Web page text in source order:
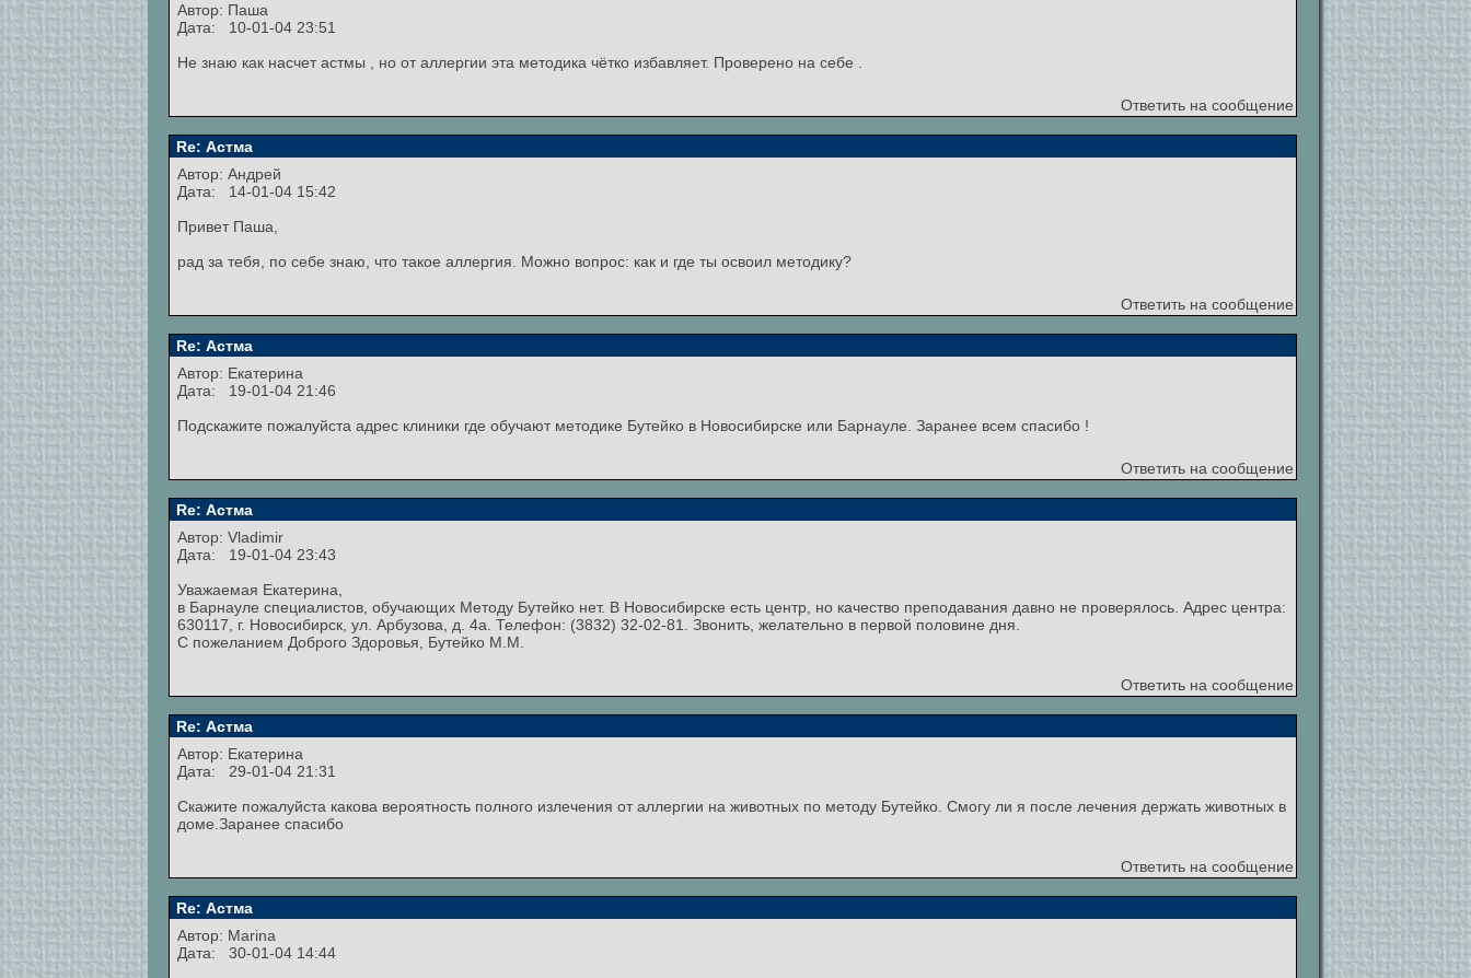
Автор: Паша
Дата: 10-01-04 23:51
Не знаю как насчет астмы , но от аллергии эта методика чётко избавляет. Проверено на себе .
Ответить на сообщение
Re: Астма
Автор: Андрей
Дата: 14-01-04 15:42
Привет Паша,
рад за тебя, по себе знаю, что такое аллергия. Можно вопрос: как и где ты освоил методику?
Ответить на сообщение
Re: Астма
Автор: Екатерина
Дата: 19-01-04 21:46
Подскажите пожалуйста адрес клиники где обучают методике Бутейко в Новосибирске или Барнауле. Заранее всем спасибо !
Ответить на сообщение
Re: Астма
Автор: Vladimir
Дата: 19-01-04 23:43
Уважаемая Екатерина,
в Барнауле специалистов, обучающих Методу Бутейко нет. В Новосибирске есть центр, но качество преподавания давно не проверялось. Адрес центра:
630117, г. Новосибирск, ул. Арбузова, д. 4а. Телефон: (3832) 32-02-81. Звонить, желательно в первой половине дня.
С пожеланием Доброго Здоровья, Бутейко М.М.
Ответить на сообщение
Re: Астма
Автор: Екатерина
Дата: 29-01-04 21:31
Скажите пожалуйста какова вероятность полного излечения от аллергии на животных по методу Бутейко. Смогу ли я после лечения держать животных в
доме.Заранее спасибо
Ответить на сообщение
Re: Астма
Автор: Marina
Дата: 30-01-04 14:44